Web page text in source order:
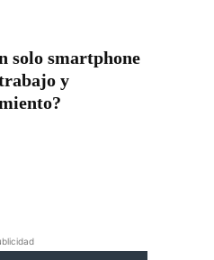
solo smartphone
y